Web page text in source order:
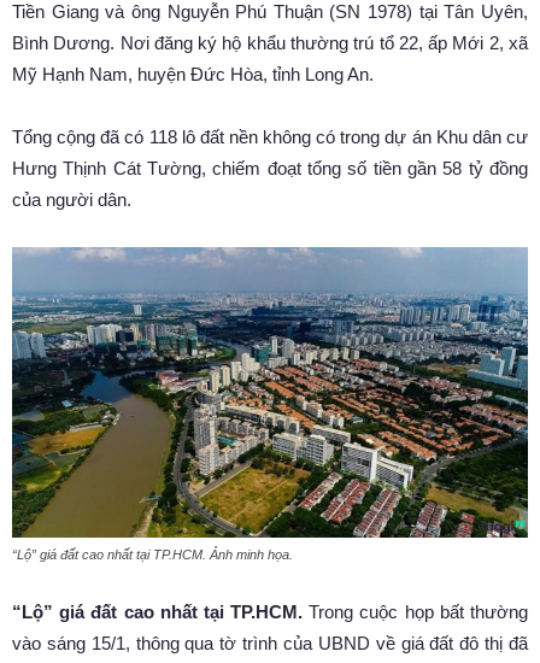
Tiền Giang và ông Nguyễn Phú Thuận (SN 1978) tại Tân Uyên,
Bình Dương. Nơi đăng ký hộ khẩu thường trú tổ 22, ấp Mới 2, xã
Mỹ Hạnh Nam, huyện Đức Hòa, tỉnh Long An.
Tổng cộng đã có 118 lô đất nền không có trong dự án Khu dân cư
Hưng Thịnh Cát Tường, chiếm đoạt tổng số tiền gần 58 tỷ đồng
của người dân.
“Lộ” giá đất cao nhất tại TP.HCM. Ảnh minh họa.
“Lộ” giá đất cao nhất tại TP.HCM.Trong cuộc họp bất thường
vào sáng 15/1, thông qua tờ trình của UBND về giá đất đô thị đã